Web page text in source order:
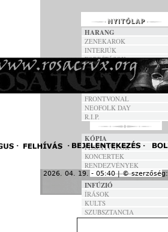
2026. 04. 19. - 05:40 | © szerzőség:
HARANG
ZENEKAROK
INTERJÚK
FORDÍTÁSOK
DALSZÖVEGEK
ANNO
FRONTVONAL
NEOFOLK DAY
R.I.P.
KÓPIA
FESZTIVÁLOK
KONCERTEK
RENDEZVÉNYEK
INFÚZIÓ
ÍRÁSOK
KULTS
SZUBSZTANCIA